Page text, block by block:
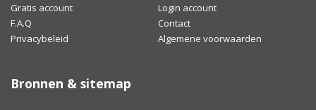
Gratis account
Login account
F.A.Q
Contact
Privacybeleid
Algemene voorwaarden
Bronnen & sitemap